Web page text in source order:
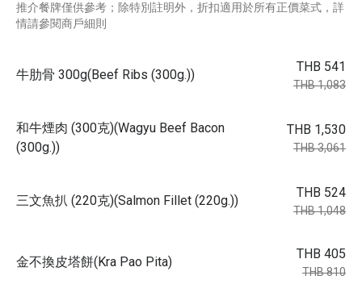
推介餐牌僅供參考；除特別註明外，折扣適用於所有正價菜式，詳
情請參閱商戶細則
牛肋骨 300g(Beef Ribs (300g.))
THB 541
THB 1,083
和牛煙肉 (300克)(Wagyu Beef Bacon
(300g.))
THB 1,530
THB 3,061
三文魚扒 (220克)(Salmon Fillet (220g.))
THB 524
THB 1,048
金不換皮塔餅(Kra Pao Pita)
THB 405
THB 810